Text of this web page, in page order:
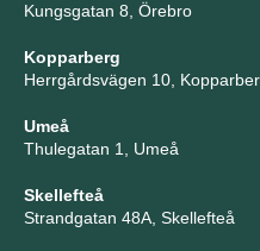
Kungsgatan 8, Örebro
Kopparberg
Herrgårdsvägen 10,
Umeå
Thulegatan 1, Umeå
Skellefteå
Strandgatan 48A, Skellefteå